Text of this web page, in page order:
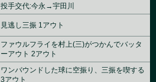
投手交代:今永→宇田川
見逃し三振 1アウト
ファウルフライを村上(三)がつかんでバッタ
ーアウト 2アウト
ワンバウンドした球に空振り、三振を喫する
3アウト